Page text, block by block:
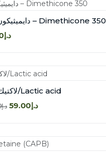
دايميثيكون 350 – Dimethicone 350
د.إ60.00
لاكتيك اسيد/Lactic acid
د.إ59.00 د.إ88.00